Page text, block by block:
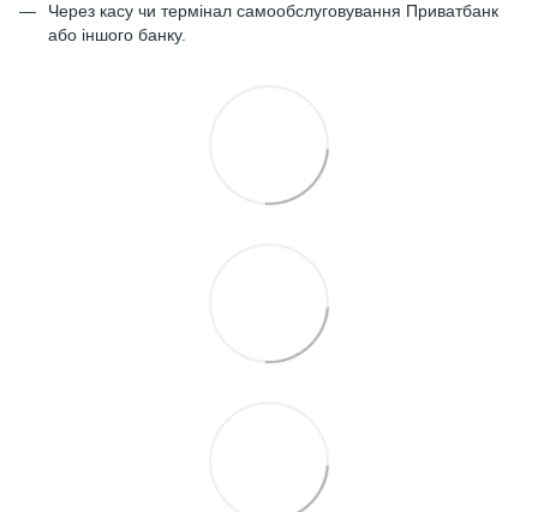
Через касу чи термінал самообслуговування Приватбанк
або іншого банку.